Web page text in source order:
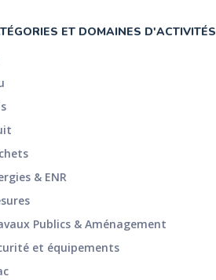
ET DOMAINES D'ACTIVITÉS
& ENR
Publics & Aménagement
et équipements